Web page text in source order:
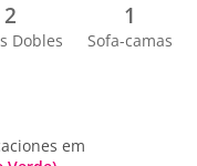
2
Dobles
1
Sofa-camas
em